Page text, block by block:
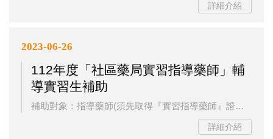
詳細介紹
2023-06-26
112年度「社區藥局實習指導藥師」輔
導實習生補助
補助對象：指導藥師(須先取得『實習指導藥師』證書)。 補助條件： 實習藥學生須參與「社區藥局實習共通課程」且出席率達70%以上。 每位指導藥師同一時段所指導學生以不超過兩名為原則。 補助費用： 每位藥師指導一名實習生補助指導費用1,500元，補助費用每月最多兩名為限 （※需扣除學校已補助金額。) ...
詳細介紹